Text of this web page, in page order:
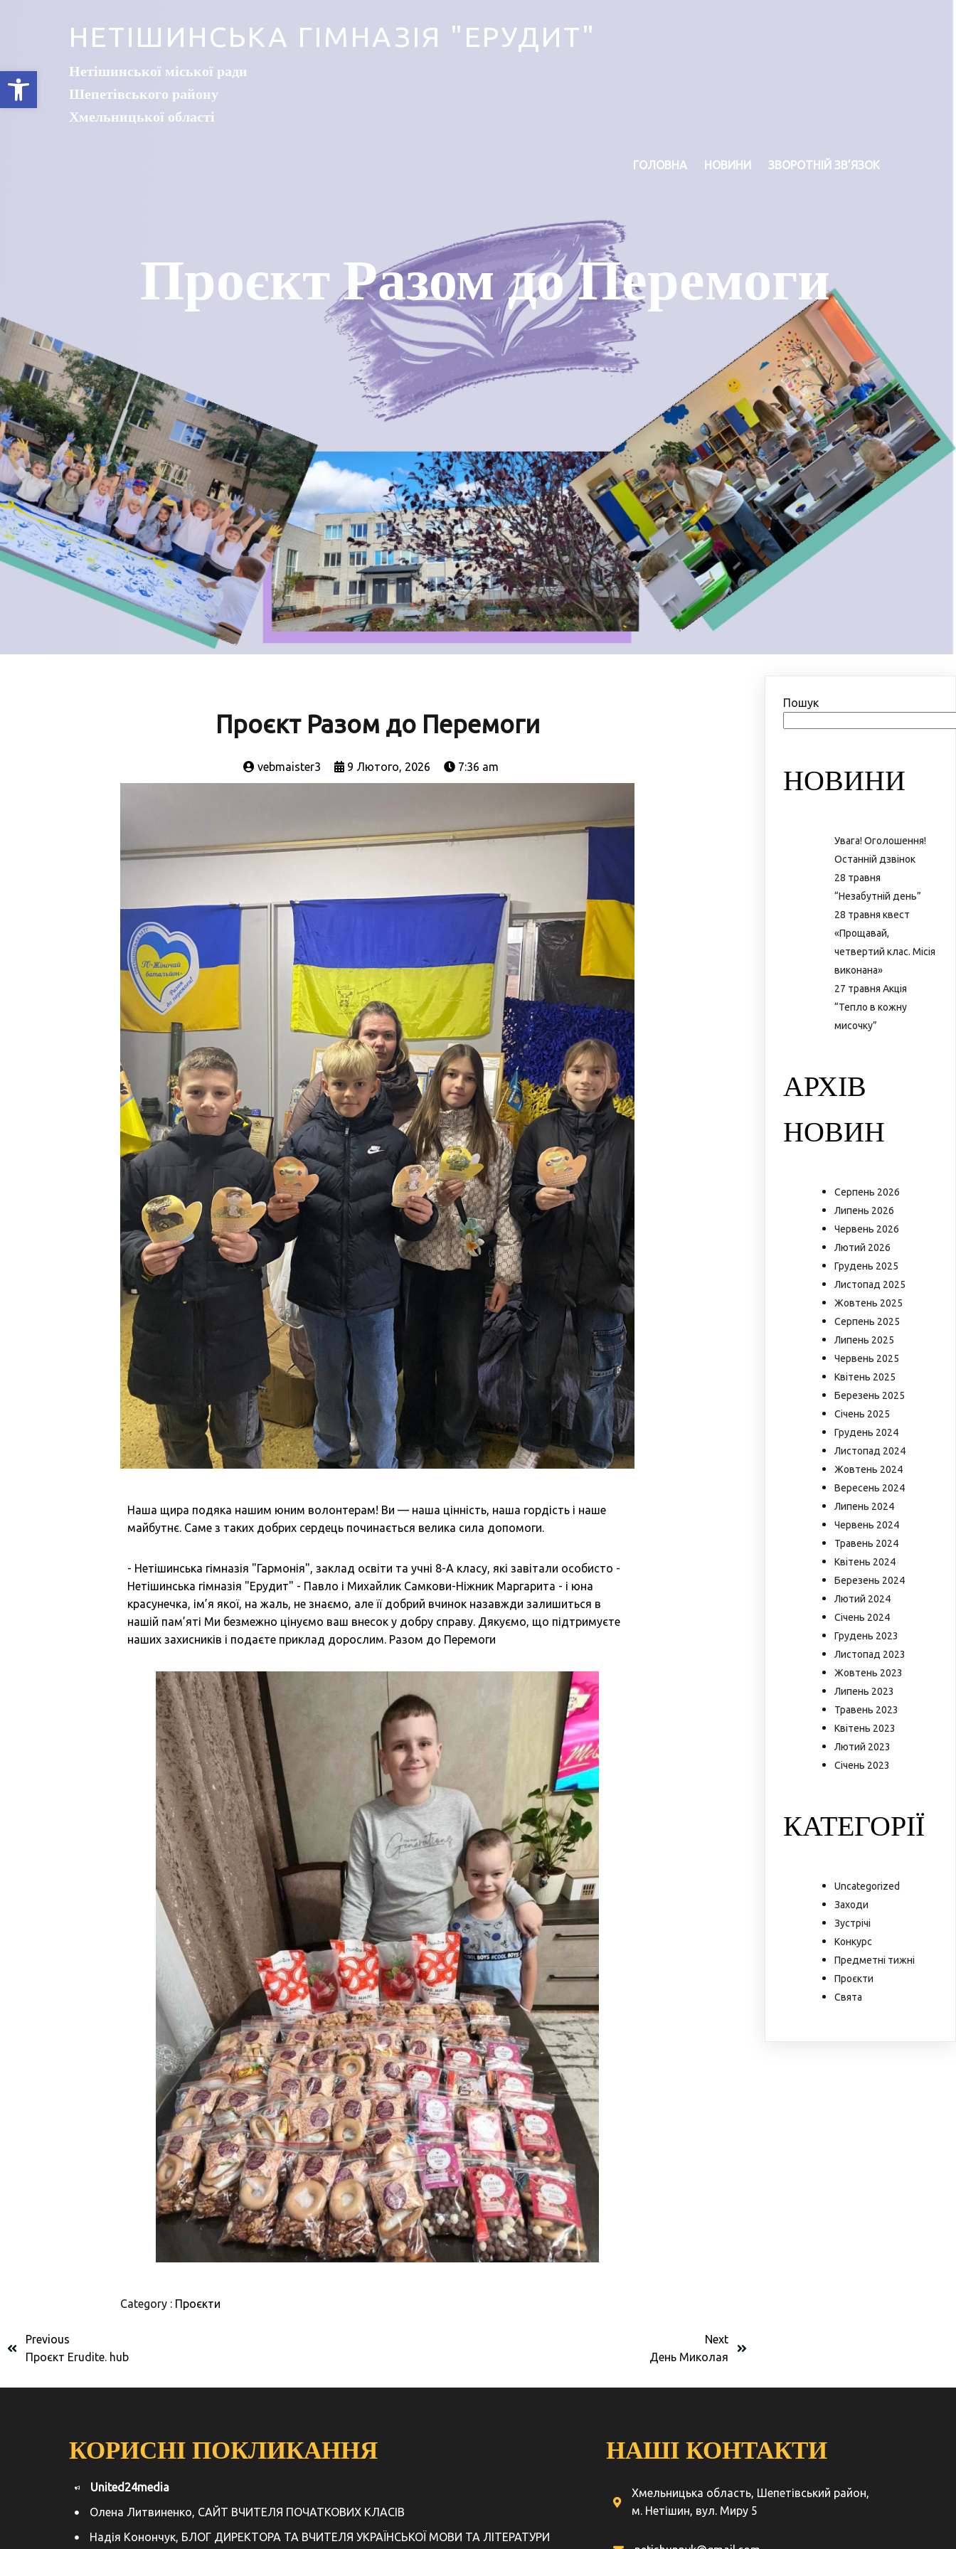
Відкрити Панель інструментів
НЕТІШИНСЬКА ГІМНАЗІЯ "ЕРУДИТ"
Нетішинської міської ради
Шепетівського району
Хмельницької області
ГОЛОВНА НОВИНИ ЗВОРОТНІЙ ЗВ’ЯЗОК
Проєкт Разом до Перемоги
Проєкт Разом до Перемоги
vebmaister3 9 Лютого, 2026 7:36 am
Наша щира подяка нашим юним волонтерам! Ви — наша цінність, наша гордість і наше
майбутнє. Саме з таких добрих сердець починається велика сила допомоги.
- Нетішинська гімназія "Гармонія", заклад освіти та учні 8-А класу, які завітали особисто -
Нетішинська гімназія "Ерудит" - Павло і Михайлик Самкови-Ніжник Маргарита - і юна
красунечка, ім’я якої, на жаль, не знаємо, але її добрий вчинок назавжди залишиться в
нашій пам’яті Ми безмежно цінуємо ваш внесок у добру справу. Дякуємо, що підтримуєте
наших захисників і подаєте приклад дорослим. Разом до Перемоги
Category : Проєкти
Previous
Проєкт Erudite. hub
Next
День Миколая
Пошук
НОВИНИ
Увага! Оголошення!
Останній дзвінок
28 травня
“Незабутній день”
28 травня квест
«Прощавай,
четвертий клас. Місія
виконана»
27 травня Акція
“Тепло в кожну
мисочку”
АРХІВ
НОВИН
Серпень 2026
Липень 2026
Червень 2026
Лютий 2026
Грудень 2025
Листопад 2025
Жовтень 2025
Серпень 2025
Липень 2025
Червень 2025
Квітень 2025
Березень 2025
Січень 2025
Грудень 2024
Листопад 2024
Жовтень 2024
Вересень 2024
Липень 2024
Червень 2024
Травень 2024
Квітень 2024
Березень 2024
Лютий 2024
Січень 2024
Грудень 2023
Листопад 2023
Жовтень 2023
Липень 2023
Травень 2023
Квітень 2023
Лютий 2023
Січень 2023
КАТЕГОРІЇ
Uncategorized
Заходи
Зустрічі
Конкурс
Предметні тижні
Проєкти
Свята
КОРИСНІ ПОКЛИКАННЯ
United24media
Олена Литвиненко, САЙТ ВЧИТЕЛЯ ПОЧАТКОВИХ КЛАСІВ
Надія Конончук, БЛОГ ДИРЕКТОРА ТА ВЧИТЕЛЯ УКРАЇНСЬКОЇ МОВИ ТА ЛІТЕРАТУРИ
НАШІ КОНТАКТИ
Хмельницька область, Шепетівський район,
м. Нетішин, вул. Миру 5